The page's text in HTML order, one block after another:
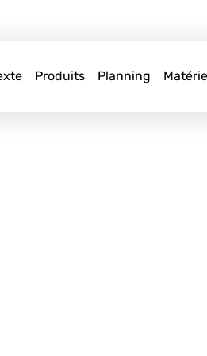
Produits Planning